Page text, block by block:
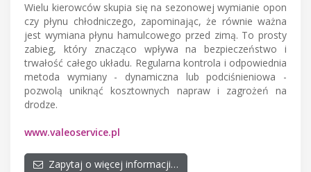
Wielu kierowców skupia się na sezonowej wymianie opon
czy płynu chłodniczego, zapominając, że równie ważna
jest wymiana płynu hamulcowego przed zimą. To prosty
zabieg, który znacząco wpływa na bezpieczeństwo i
trwałość całego układu. Regularna kontrola i odpowiednia
metoda wymiany - dynamiczna lub podciśnieniowa -
pozwolą uniknąć kosztownych napraw i zagrożeń na
drodze.
www.valeoservice.pl
Zapytaj o więcej informacji…